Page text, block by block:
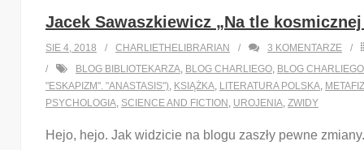
Jacek Sawaszkiewicz „Na tle
SIE 4, 2018 CHARLIETHELIBRARIAN 3 KOMENTARZE
BLOG BIBLIOTEKARZA, BLOG CHARLIEGO, BLOG
"ESKAPIZM". "ANASTASIS"), KSIĄŻKA, LITERATURA POLSKA,
PSYCHOLOGIA, SCIENCE AND FICTION , UROJENIA, ZWIDY
Hejo, hejo. Jak widzicie na blogu zaszły pewne